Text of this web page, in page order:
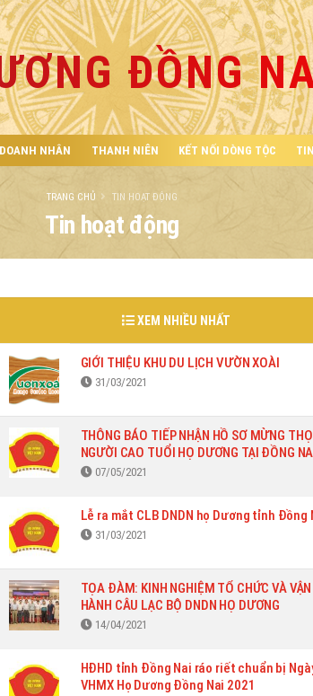
ĐỒNG
NHÂN THANH NIÊN KẾT NỐI DÒNG TỘC
Tin hoạt động
TRANG CHỦ TIN HOẠT ĐỘNG
THIỆU KHU DU LỊCH VƯỜN XOÀI
Du Lịch Sinh Thái Vườn Xoài hoàn toàn gần gũi với thiên
cỏ cây hoa lá. Chỉ cách thành phố Hồ Chí Minh chưa đầy
trên đường Võ Nguyên Giáp (đường tránh thành phố Biên
không gian yên bình xa rời với thành thị ồn ào náo nhiệt.
trong lành của một miền xanh mướt rộng lớn trên 50ha. Vườn
XEM NHIỀU NHẤT
GIỚI THIỆU KHU DU LỊCH VƯỜN XOÀI
31/03/2021
THÔNG BÁO TIẾP NHẬN HỒ SƠ MỪNG THỌ
NGƯỜI CAO TUỔI HỌ DƯƠNG TẠI ĐỒNG
07/05/2021
Lễ ra mắt CLB DNDN họ Dương tỉnh Đồng
31/03/2021
TỌA ĐÀM: KINH NGHIỆM TỔ CHỨC VÀ VẬN
HÀNH CÂU LẠC BỘ DNDN HỌ DƯƠNG
14/04/2021
HĐHD tỉnh Đồng Nai ráo riết chuẩn bị
VHMX Họ Dương Đồng Nai 2021